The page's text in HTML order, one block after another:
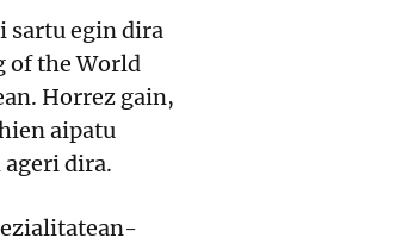
sartu egin dira
of the World
Horrez gain,
aipatu
dira.